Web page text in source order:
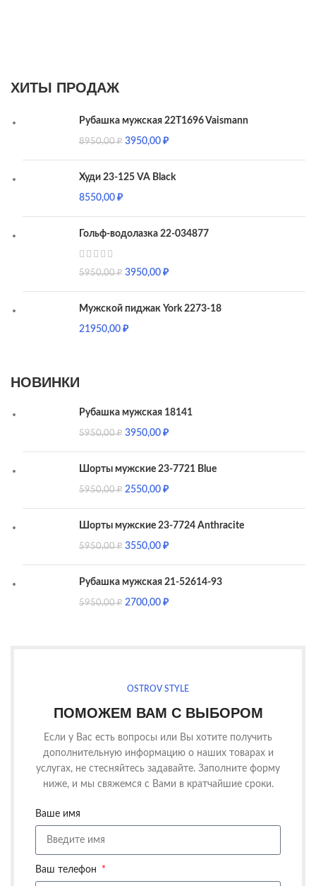
ХИТЫ ПРОДАЖ
Рубашка мужская 22T1696 Vaismann
8950,00₽ 3950,00₽
Худи 23-125 VA Black
8550,00₽
Гольф-водолазка 22-034877
5950,00₽ 3950,00₽
Мужской пиджак York 2273-18
21950,00₽
НОВИНКИ
Рубашка мужская 18141
5950,00₽ 3950,00₽
Шорты мужские 23-7721 Blue
5950,00₽ 2550,00₽
Шорты мужские 23-7724 Anthracite
5950,00₽ 3550,00₽
Рубашка мужская 21-52614-93
5950,00₽ 2700,00₽
OSTROV STYLE
ПОМОЖЕМ ВАМ С ВЫБОРОМ
Если у Вас есть вопросы или Вы хотите получить
дополнительную информацию о наших товарах и
услугах, не стесняйтесь задавайте. Заполните форму
ниже, и мы свяжемся с Вами в кратчайшие сроки.
Ваше имя
Ваш телефон